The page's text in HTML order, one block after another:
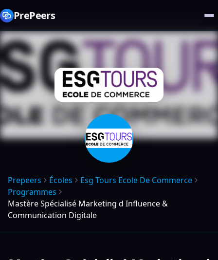
PrePeers
Prepeers Écoles
Esg Tours Ecole De Commerce
Programmes
Mastère Spécialisé Marketing d Influence &
Communication Digitale